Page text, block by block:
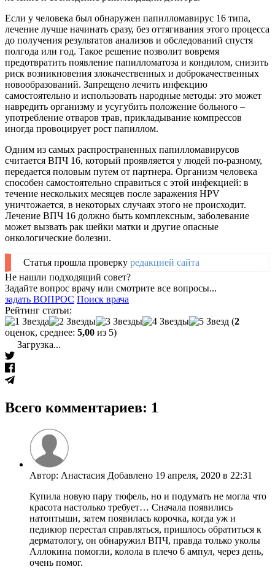
Если у человека был обнаружен папилломавирус 16 типа,
лечение лучше начинать сразу, без оттягивания этого процесса
до получения результатов анализов и обследований спустя
полгода или год. Такое решение позволит вовремя
предотвратить появление папилломатоза и кондилом, снизить
риск возникновения злокачественных и доброкачественных
новообразований. Запрещено лечить инфекцию
самостоятельно и использовать народные методы: это может
навредить организму и усугубить положение больного –
употребление отваров трав, прикладывание компрессов
иногда провоцирует рост папиллом.
Одним из самых распространенных папилломавирусов
считается ВПЧ 16, который проявляется у людей по-разному,
передается половым путем от партнера. Организм человека
способен самостоятельно справиться с этой инфекцией: в
течение нескольких месяцев после заражения HPV
уничтожается, в некоторых случаях этого не происходит.
Лечение ВПЧ 16 должно быть комплексным, заболевание
может вызвать рак шейки матки и другие опасные
онкологические болезни.
Статья прошла проверку редакцией сайта
Не нашли подходящий совет?
Задайте вопрос врачу или смотрите все вопросы...
задать ВОПРОС Поиск врача
Рейтинг статьи:
(2
оценок, среднее: 5,00 из 5)
Загрузка...
Всего комментариев: 1
Автор: Анастасия Добавлено 19 апреля, 2020 в 22:31
Купила новую пару тюфель, но и подумать не могла что
красота настолько требует… Сначала появились
натоптыши, затем появилась корочка, когда уж и
педикюр перестал справляться, пришлось обратиться к
дерматологу, он обнаружил ВПЧ, правда только уколы
Аллокина помогли, колола в плечо 6 ампул, через день,
очень помог.